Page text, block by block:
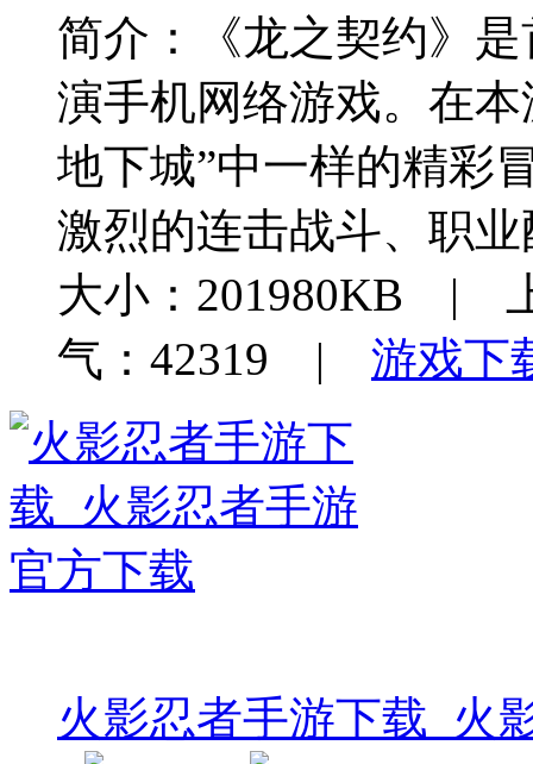
简介：
《龙之契约》
演手机网络游戏。在
地下城”中一样的精彩
激烈的连击战斗、职
大小：201980KB |
气：42319 | 游戏下
火影忍者手游下载_火